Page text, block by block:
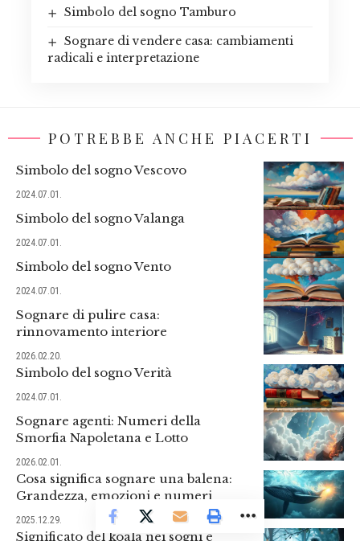
Simbolo del sogno Tamburo
Sognare di vendere casa: cambiamenti
radicali e interpretazione
POTREBBE ANCHE PIACERTI
Simbolo del sogno Vescovo
2024.07.01.
Simbolo del sogno Valanga
2024.07.01.
Simbolo del sogno Vento
2024.07.01.
Sognare di pulire casa:
rinnovamento interiore
2026.02.20.
Simbolo del sogno Verità
2024.07.01.
Sognare agenti: Numeri della
Smorfia Napoletana e Lotto
2026.02.01.
Cosa significa sognare una balena:
Grandezza, emozioni e numeri
2025.12.29.
Significato del koala nei sogni e